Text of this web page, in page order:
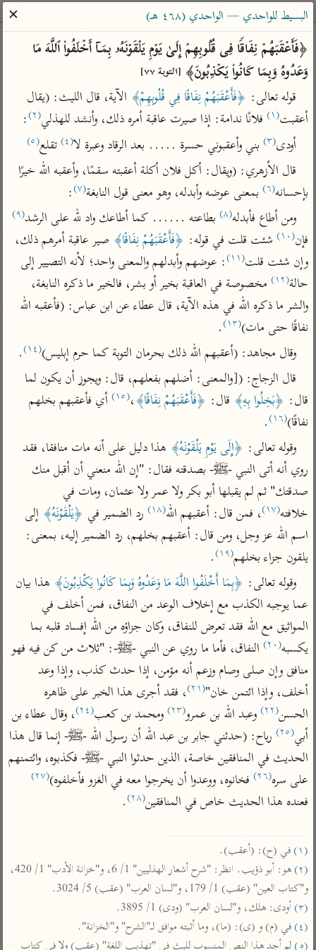
ساهم معنا في نشر القرآن والعلم الشرعي
الباحث القرآني
بحث تفسير علوم مصاحف
Type 2 or more characters for results.
Type 1 or more
characters for results.
أمّهات
تفسير الطبري
تفسير ابن كثير
تفسير القرطبي
تفسير البغوي
جمع الأقوال
تفسير ابن الجوزي
تفسير الماوردي
منتقاة
تفسير ابن القيم
تفسير ابن تيمية
عامّة
تفسير السمعاني
تفسير مكّي
محاسن التأويل
للقاسمي
تفسير الثعالبي
تفسير السمرقندي
تفسير الثعلبي
عامّة
فتح البيان للقنوجي
فتح القدير للشوكاني
تفسير ابن جزي
موسوعات
تفسير الرازي
أخرى
أضواء البيان
نظم الدرر للبقاعي
لغة وبلاغة
التحرير والتنوير
المحرر الوجيز لابن
عطية
البحر المحيط لأبي
حيان
البسيط للواحدي
تفسير أبي السعود
الكشاف للزمخشري
معاصرة
الميسر
المختصر في
التفسير
تفسير السعدي
أيسر التفاسير
القرآن – تدبر وعمل
تفسير ابن عثيمين
مركَّزة العبارة
تفسير الجلالين
تفسير البيضاوي
تفسير النسفي
الوجيز للواحدي
تفسير ابن أبي زمنين
آثار
موسوعة التفسير
المأثور
الدر المنثور
تفسير ابن أبي حاتم
تفسير مقاتل
تفسير قتادة
اشترك لتصلك أخبار مشاريعنا
راسلنا •تليجرام •تويتر
تعليمات • عن الباحث القرآني
البسيط للواحدي — الواحدي (٤٦٨ هـ)
✕
وَعَدُوهُ وَبِمَا كَانُوا۟ یَكۡذِبُونَ﴾ [التوبة ٧٧]
قوله تعالى: ﴿فَأَعْقَبَهُمْ نِفَاقًا فِي قُلُوبِهِمْ﴾
أعقبت(١) فلانًا ندامة: إذا صيرت عاقبة أمره ذلك، وأنشد للهذلي(٢) :
أودى(٣) بني وأعقبوني حسرة ..... بعد الرقاد وعبرة لا(٤) تقلع(٥)
بإحسانه(٦) بمعنى عوضه وأبدله، وهو معنى قول النابغة(٧) :
ومن أطاع فأبدله(٨) بطاعته ...... كما أطاعك واد لله على الرشد(٩)
فإن(١٠) شئت قلت في قوله: ﴿فَأَعْقَبَهُمْ نِفَاقًا﴾
وإن شئت قلت(١١)
حالة(١٢)
نفاقًا حتى مات)(١٣)
.
وقال مجاهد: (أعقبهم الله ذلك بحرمان التوبة كما حرم إبليس)(١٤)
.
قال: ﴿بَخِلُوا بِهِ﴾ قال: ﴿فَأَعْقَبَهُمْ نِفَاقًا﴾،(١٥)
نفاقًا)(١٦)
.
وقوله تعالى: ﴿إِلَى يَوْمِ يَلْقَوْنَهُ﴾
خلافته(١٧) ، فمن قال: أعقبهم الله(١٨) رد الضمير في ﴿يَلْقَوْنَهُ﴾
يلقون جزاء بخلهم(١٩)
.
وقوله تعالى: ﴿بِمَا أَخْلَفُوا اللَّهَ مَا وَعَدُوهُ وَبِمَا كَانُوا يَكْذِبُونَ﴾
يكسبه(٢٠)
النفاق، فأما ما روي عن النبي -ﷺ-: "ثلاث من كن فيه فهو
أخلف، وإذا ائتمن خان"(٢١)
الحسن(٢٢) وعبد الله بن عمرو(٢٣) ومحمد بن كعب(٢٤)
أبي(٢٥)
على سره(٢٦) فخانوه، ووعدوا أن يخرجوا معه في الغزو فأخلفوه)(٢٧)
فعنده هذا الحديث خاص في المنافقين(٢٨) .
(١)
في (ح): (أعقب).
(٢)
و"كتاب العين" (عقب) 1/ 179، و"لسان العرب" (عقب) 5/ 3024.
(٣)
أودى: هلك، و"لسان العرب" (ودى) 1/ 3895.
(٤)
في (م) و (ى): (ما)، وما أثبته موافق لـ"الشرح" و"الخزانة".